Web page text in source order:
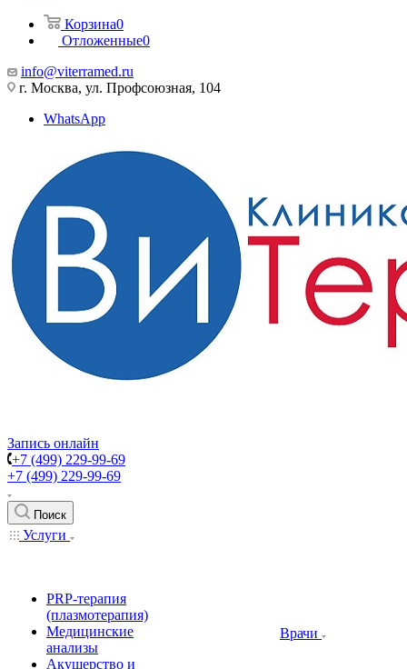
Корзина0
Отложенные0
info@viterramed.ru
г. Москва, ул. Профсоюзная, 104
WhatsApp
Запись онлайн
+7 (499) 229-99-69
+7 (499) 229-99-69
Поиск
Услуги
PRP-терапия
(плазмотерапия)
Медицинские
анализы
Акушерство и
Врачи